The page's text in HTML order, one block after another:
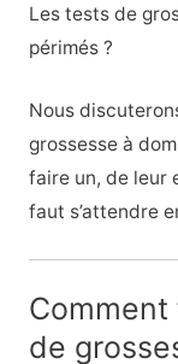
Les tests de
périmés ?
Nous
grossesse à
faire un, de leur
faut s’attendre
de